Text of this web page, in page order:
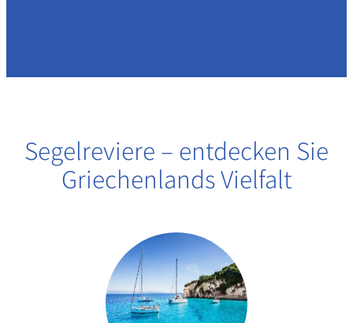
Segelreviere – entdecken Sie
Griechenlands Vielfalt